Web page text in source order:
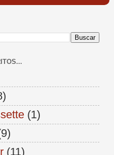
(1)
(11)